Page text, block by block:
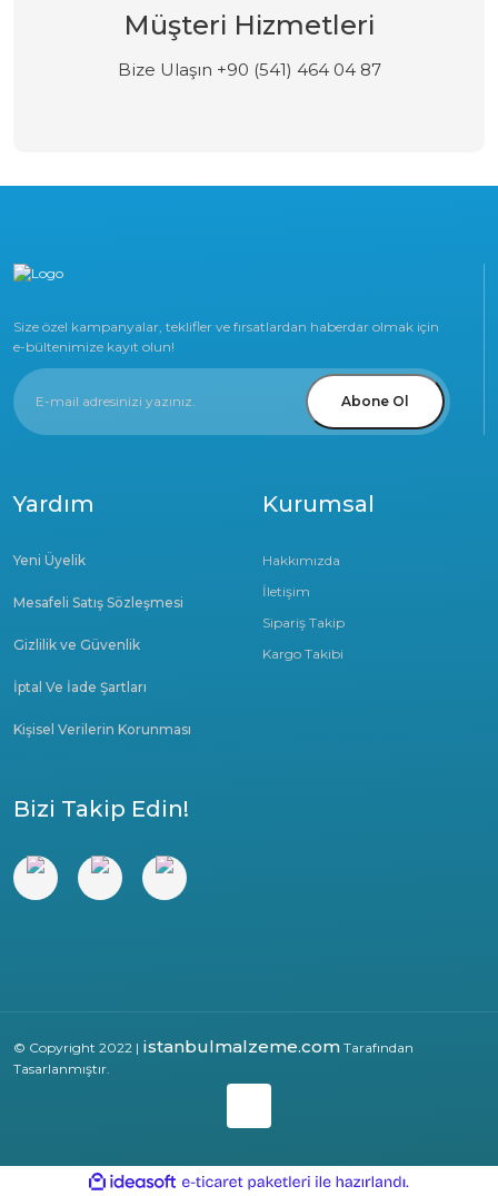
Müşteri Hizmetleri
Bize Ulaşın +90 (541) 464 04 87
Size özel kampanyalar, teklifler ve fırsatlardan haberdar olmak için
e-bültenimize kayıt olun!
Abone Ol
Kurumsal
Hakkımızda
İletişim
Sipariş Takip
Kargo Takibi
Yardım
Yeni Üyelik
Mesafeli Satış Sözleşmesi
Gizlilik ve Güvenlik
İptal Ve İade Şartları
Kişisel Verilerin Korunması
Bizi Takip Edin!
© Copyright 2022 | istanbulmalzeme.com Tarafından
Tasarlanmıştır.
ideasoft
e-